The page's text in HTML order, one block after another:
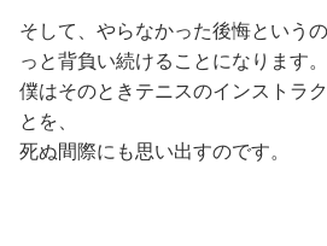
そして、やらなかった後悔という
っと背負い続けることになります。
僕はそのときテニスのインストラ
とを、
死ぬ間際にも思い出すのです。